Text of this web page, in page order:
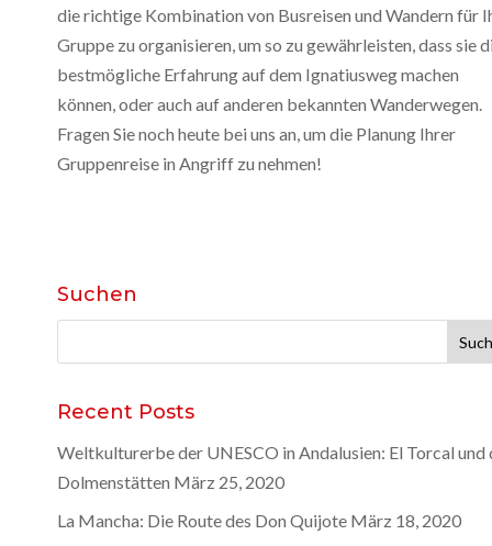
die richtige Kombination von Busreisen und Wandern für
Gruppe zu organisieren, um so zu gewährleisten, dass sie
bestmögliche Erfahrung auf dem Ignatiusweg machen
können, oder auch auf anderen bekannten Wanderwegen.
Fragen Sie noch heute bei uns an, um die Planung Ihrer
Gruppenreise in Angriff zu nehmen!
Suchen
nach:
Recent Posts
Weltkulturerbe der UNESCO in Andalusien: El Torcal und
Dolmenstätten März 25, 2020
La Mancha: Die Route des Don Quijote März 18, 2020